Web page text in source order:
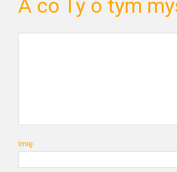
A co Ty o tym
Imię